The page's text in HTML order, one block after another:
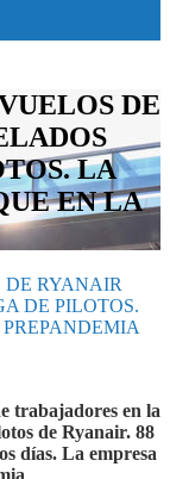
DE
LA
EN LA
DE RYANAIR
DE PILOTOS.
trabajadores en la
de Ryanair. 88
días. La empresa